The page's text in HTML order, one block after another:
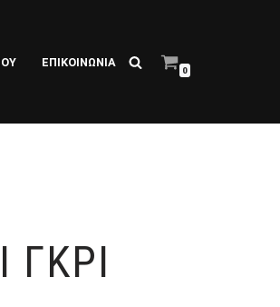
ΕΠΙΚΟΙΝΩΝΙΑ
0